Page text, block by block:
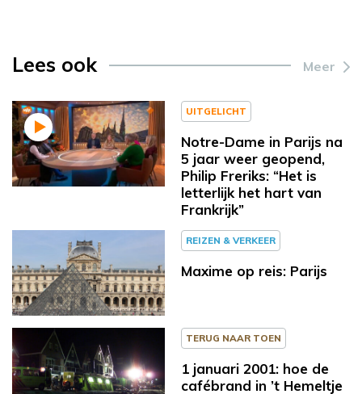
Lees ook Meer
UITGELICHT
Notre-Dame in Parijs na
5 jaar weer geopend,
Philip Freriks: “Het is
letterlijk het hart van
Frankrijk”
REIZEN & VERKEER
Maxime op reis: Parijs
TERUG NAAR TOEN
1 januari 2001: hoe de
cafébrand in ’t Hemeltje